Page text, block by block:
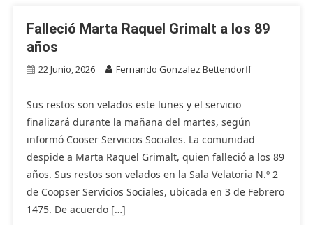
Falleció Marta Raquel Grimalt a los 89
años
22 Junio, 2026 Fernando Gonzalez Bettendorff
Sus restos son velados este lunes y el servicio
finalizará durante la mañana del martes, según
informó Cooser Servicios Sociales. La comunidad
despide a Marta Raquel Grimalt, quien falleció a los 89
años. Sus restos son velados en la Sala Velatoria N.º 2
de Coopser Servicios Sociales, ubicada en 3 de Febrero
1475. De acuerdo […]